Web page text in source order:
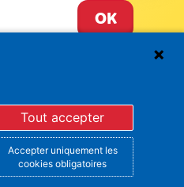
de vos données
vos droits, merci de
Protection des Données
vous désinscrire dans la
envoyées.
Tout accepter
Accepter uniquement les
cookies obligatoires